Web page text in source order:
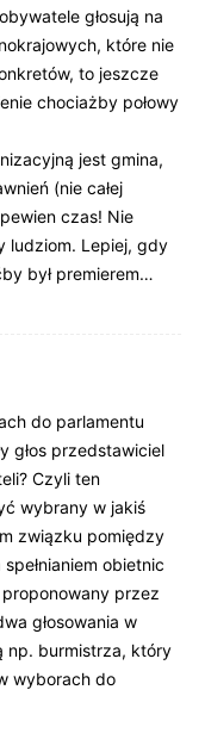
głosują na
które nie
to jeszcze
chociażby połowy
jest gmina,
(nie całej
czas! Nie
ludziom. Lepiej, gdy
był premierem…
do parlamentu
głos przedstawiciel
Czyli ten
wybrany w jakiś
związku pomiędzy
obietnic
przez
głosowania w
np. burmistrza, który
wyborach do